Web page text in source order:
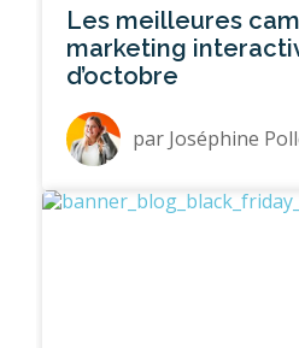
Les meilleures
marketing
d’octobre
par Joséphine